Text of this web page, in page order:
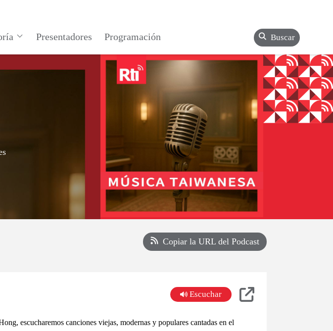
Presentadores Programación Buscar
Copiar la URL del Podcast
escucharemos canciones viejas, modernas y populares cantadas en el
Escuchar